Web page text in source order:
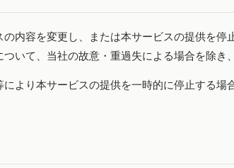
内容を変更し、または本サービスの提供を停
いて、当社の故意・重過失による場合を除き
より本サービスの提供を一時的に停止する場